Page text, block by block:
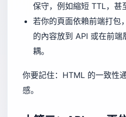
保守，例如縮短 TTL，甚
若你的頁面依賴前端打包
的內容放到 API 或在前端
耦。
你要記住：HTML 的一致性
感。